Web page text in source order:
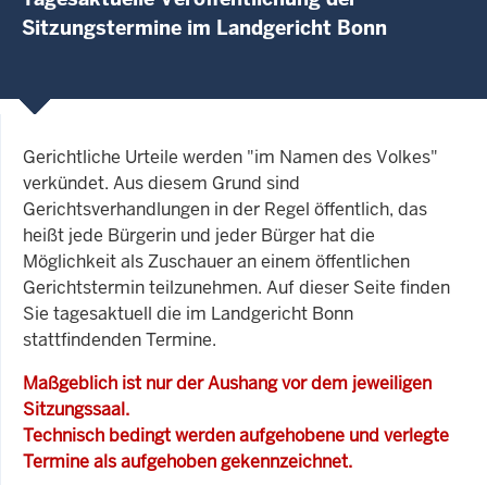
Sitzungstermine im Landgericht Bonn
Gerichtliche Urteile werden "im Namen des Volkes"
verkündet. Aus diesem Grund sind
Gerichtsverhandlungen in der Regel öffentlich, das
heißt jede Bürgerin und jeder Bürger hat die
Möglichkeit als Zuschauer an einem öffentlichen
Gerichtstermin teilzunehmen. Auf dieser Seite finden
Sie tagesaktuell die im Landgericht Bonn
stattfindenden Termine.
Maßgeblich ist nur der Aushang vor dem jeweiligen
Sitzungssaal.
Technisch bedingt werden aufgehobene und verlegte
Termine als aufgehoben gekennzeichnet.